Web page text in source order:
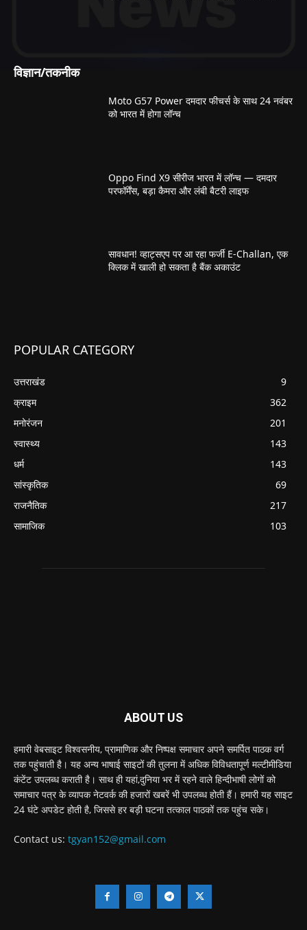
विज्ञान/तकनीक
Moto G57 Power दमदार फीचर्स के साथ 24 नवंबर
को भारत में होगा लॉन्च
Oppo Find X9 सीरीज भारत में लॉन्च — दमदार
परफॉर्मेंस, बड़ा कैमरा और लंबी बैटरी लाइफ
सावधान! व्हाट्सएप पर आ रहा फर्जी E-Challan, एक
क्लिक में खाली हो सकता है बैंक अकाउंट
POPULAR CATEGORY
उत्तराखंड
9
क्राइम
362
मनोरंजन
201
स्वास्थ्य
143
धर्म
143
सांस्कृतिक
69
राजनैतिक
217
सामाजिक
103
ABOUT US
हमारी वेबसाइट विश्वसनीय, प्रामाणिक और निष्पक्ष समाचार अपने समर्पित पाठक वर्ग
तक पहुंचाती है। यह अन्य भाषाई साइटों की तुलना में अधिक विविधतापूर्ण मल्टीमीडिया
कंटेंट उपलब्ध कराती है। साथ ही यहां,दुनिया भर में रहने वाले हिन्दीभाषी लोगों को
समाचार पत्र के व्यापक नेटवर्क की हजारों खबरें भी उपलब्ध होती हैं। हमारी यह साइट
24 घंटे अपडेट होती है, जिससे हर बड़ी घटना तत्काल पाठकों तक पहुंच सके।
Contact us: tgyan152@gmail.com